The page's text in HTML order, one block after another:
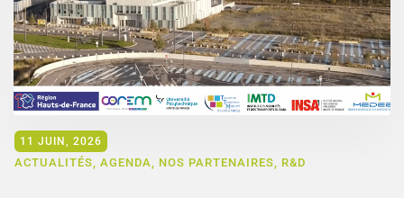
11 JUIN, 2026
ACTUALITÉS, AGENDA, NOS PARTENAIRES, R&D